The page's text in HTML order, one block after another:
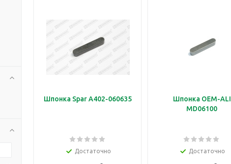
Шпонка Spar A402-060635
Достаточно
Шпонка OEM-ALI
MD06100
Достаточно